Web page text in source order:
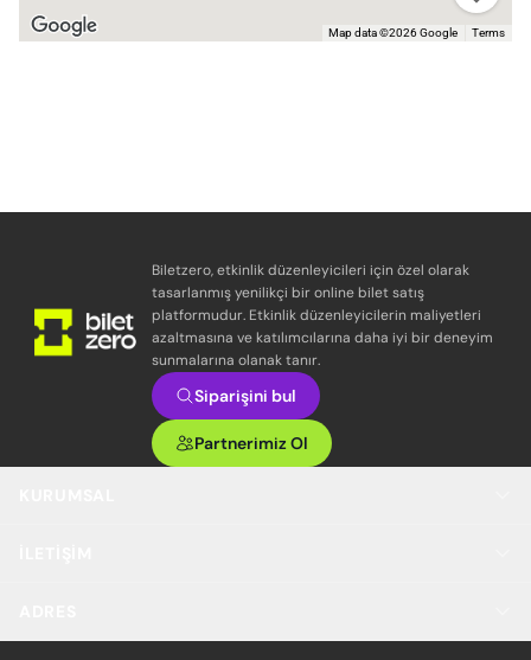
Map data ©2026 Google Terms
Biletzero, etkinlik düzenleyicileri için özel olarak
tasarlanmış yenilikçi bir online bilet satış
platformudur. Etkinlik düzenleyicilerin maliyetleri
azaltmasına ve katılımcılarına daha iyi bir deneyim
sunmalarına olanak tanır.
Siparişini bul
Partnerimiz Ol